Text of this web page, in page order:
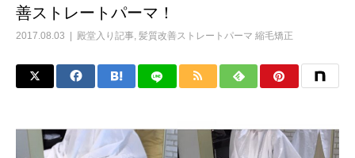
善ストレートパーマ！
2017.08.03 殿堂入り記事, 髪質改善ストレートパーマ 縮毛矯正